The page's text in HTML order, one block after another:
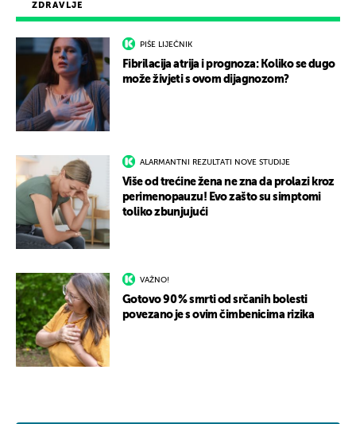
ZDRAVLJE
PIŠE LIJEČNIK
Fibrilacija atrija i prognoza: Koliko se dugo
može živjeti s ovom dijagnozom?
ALARMANTNI REZULTATI NOVE STUDIJE
Više od trećine žena ne zna da prolazi kroz
perimenopauzu! Evo zašto su simptomi
toliko zbunjujući
VAŽNO!
Gotovo 90 % smrti od srčanih bolesti
povezano je s ovim čimbenicima rizika